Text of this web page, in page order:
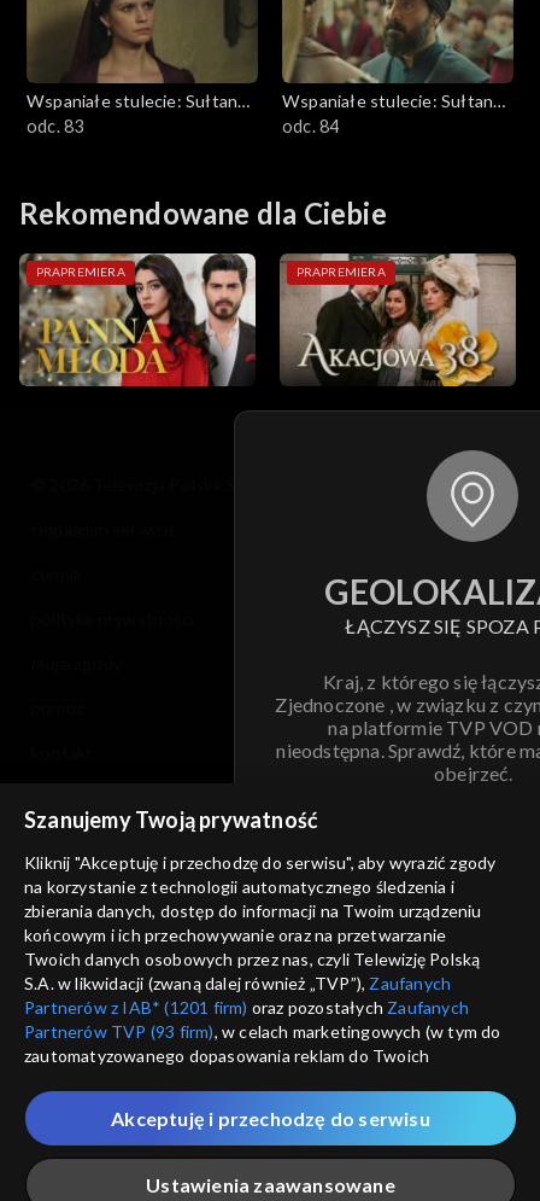
Wspaniałe stulecie: Sułtanka
Kösem
odc. 83
Wspaniałe stulecie: Sułtanka
Kösem
odc. 84
Rekomendowane dla Ciebie
PRAPREMIERA PRAPREMIERA
ŁĄCZYSZ SIĘ SPOZA
Kraj, z którego się
Zjednoczone , w związku z
na platformie TVP VOD
nieodstępna. Sprawdź, które
obejrzeć.
ANULUJ
informacje o dostawcy usług
Szanujemy Twoją prywatność
Kliknij "Akceptuję i przechodzę do serwisu", aby wyrazić zgody
na korzystanie z technologii automatycznego śledzenia i
zbierania danych, dostęp do informacji na Twoim urządzeniu
końcowym i ich przechowywanie oraz na przetwarzanie
Twoich danych osobowych przez nas, czyli Telewizję Polską
S.A. w likwidacji (zwaną dalej również „TVP”), Zaufanych
Partnerów z IAB* (1201 firm) oraz pozostałych Zaufanych
Partnerów TVP (93 firm), w celach marketingowych (w tym do
zautomatyzowanego dopasowania reklam do Twoich
które wskazujemy poniżej, a także zgody na udostępnianie
przez nas identyfikatora PPID do Google.
Twoje dane osobowe zbierane podczas odwiedzania przez
Ciebie naszych
poszczególnych serwisówzwanych dalej
Ustawienia zaawansowane
Akceptuję i przechodzę do serwisu